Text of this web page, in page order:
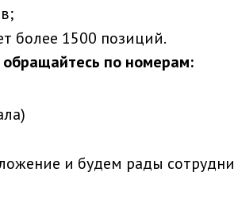
и будем рады
обращайтесь по номерам:
более 1500 позиций.